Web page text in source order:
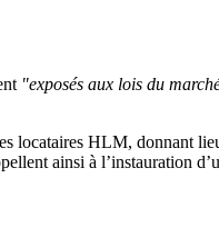
"exposés aux lois du
locataires HLM, donnant
ainsi à l’instauration